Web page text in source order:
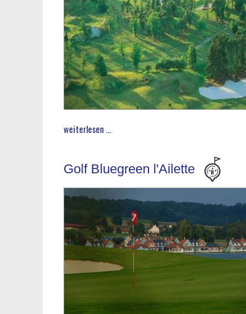
weiterlesen ...
Golf Bluegreen l'Ailette